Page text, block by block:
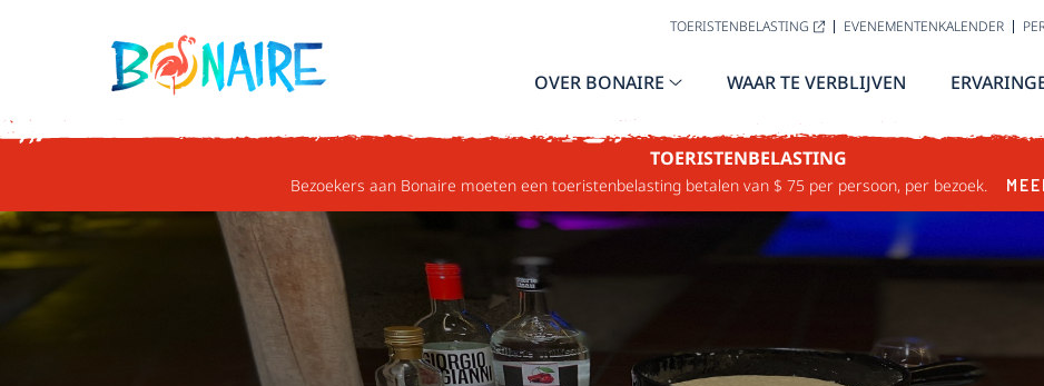
TOERISTENBELASTING EVENEMENTENKALENDER
OVER BONAIRE WAAR TE VERBLIJVEN
TOERISTENBELASTING
Bezoekers aan Bonaire moeten een toeristenbelasting betalen van $ 75 per persoon, per bezoek.